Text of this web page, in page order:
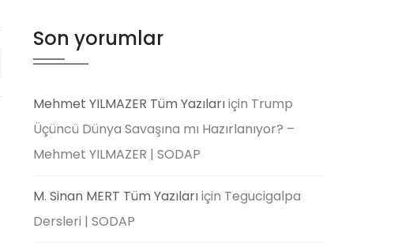
Son yorumlar
Mehmet YILMAZER Tüm Yazılarıiçin Trump
Üçüncü Dünya Savaşına mı Hazırlanıyor? –
Mehmet YILMAZER | SODAP
M. Sinan MERT Tüm Yazılarıiçin Tegucigalpa
Dersleri | SODAP